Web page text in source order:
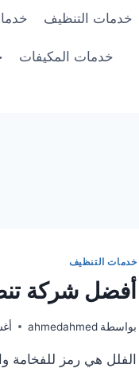
خدمات التنظيف
خدمات المكيفات
خدمات التنظيف
أفضل شركة
بواسطة ahmedahmed
الفلل هي رمز للفخامة